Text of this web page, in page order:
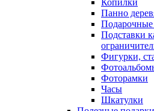
Копилки
Панно
Подставки
Фигурки,
Фоторамки
Часы
Шкатулки